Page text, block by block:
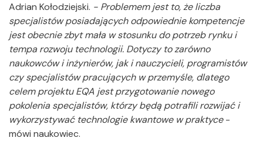
Adrian Kołodziejski. - Problemem jest to, że liczba
specjalistów posiadających odpowiednie kompetencje
jest obecnie zbyt mała w stosunku do potrzeb rynku i
tempa rozwoju technologii. Dotyczy to zarówno
naukowców i inżynierów, jak i nauczycieli, programistów
czy specjalistów pracujących w przemyśle, dlatego
celem projektu EQA jest przygotowanie nowego
pokolenia specjalistów, którzy będą potrafili rozwijać i
wykorzystywać technologie kwantowe w praktyce-
mówi naukowiec.